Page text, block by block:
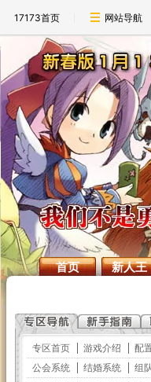
17173首页 网站导航
首页 新人王